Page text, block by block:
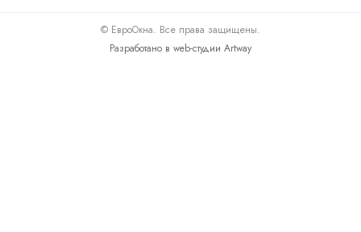
© ЕвроОкна. Все права защищены.
Разработано в web-студии Artway